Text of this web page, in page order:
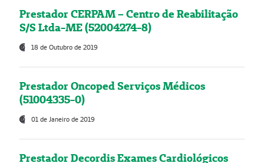
Prestador CERPAM – Centro de Reabilitação
S/S Ltda-ME (52004274-8)
18 de Outubro de 2019
Prestador Oncoped Serviços Médicos
(51004335-0)
01 de Janeiro de 2019
Prestador Decordis Exames Cardiológicos